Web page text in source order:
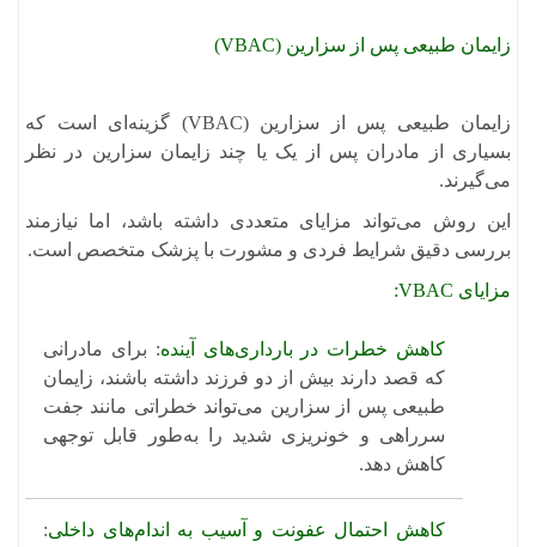
زایمان طبیعی پس از سزارین (VBAC)
​زایمان طبیعی پس از سزارین (VBAC) گزینه‌ای است که
بسیاری از مادران پس از یک یا چند زایمان سزارین در نظر
می‌گیرند.
این روش می‌تواند مزایای متعددی داشته باشد، اما نیازمند
بررسی دقیق شرایط فردی و مشورت با پزشک متخصص است.​
مزایای VBAC:
کاهش خطرات در بارداری‌های آینده: برای مادرانی
که قصد دارند بیش از دو فرزند داشته باشند، زایمان
طبیعی پس از سزارین می‌تواند خطراتی مانند جفت
سرراهی و خونریزی شدید را به‌طور قابل توجهی
کاهش دهد.
کاهش احتمال عفونت و آسیب به اندام‌های داخلی: